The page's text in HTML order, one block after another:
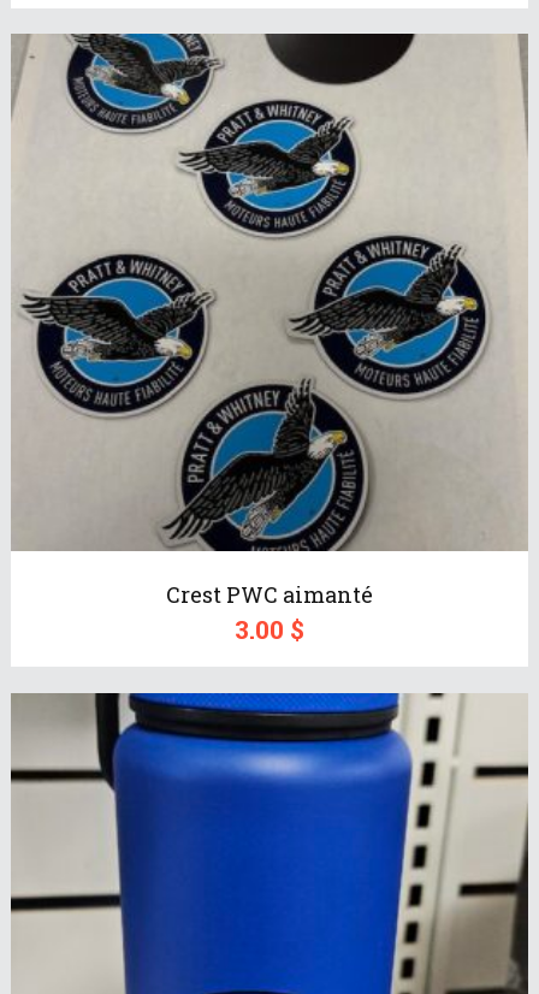
Crest PWC aimanté
3.00 $